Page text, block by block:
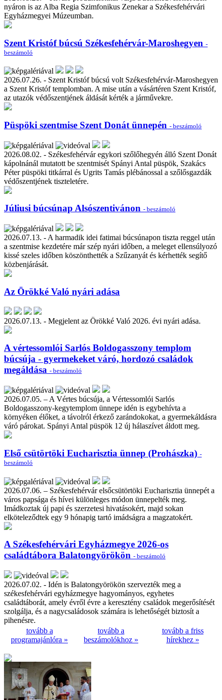
nyáron is az Alba Regia Szimfonikus Zenekar a Székesfehérvári
Egyházmegyei Múzeumban.
Szent Kristóf búcsú Székesfehérvár-Maroshegyen -
beszámoló
2026.07.26. - Szent Kristóf búcsú volt Székesfehérvár-Maroshegyen
a Szent Kristóf templomban. A mise után a vásártéren Szent Kristóf,
az utazók védőszentjének áldását kérték a járművekre.
Püspöki szentmise Szent Donát ünnepén - beszámoló
2026.08.02. - Székesfehérvár egykori szőlőhegyén álló Szent Donát
kápolnánál mutatott be szentmisét Spányi Antal püspök, Szakács
Péter püspöki titkárral és Ugrits Tamás plébánossal a szőlősgazdák
védőszentjének tiszteletére.
Júliusi búcsúnap Alsószentivánon - beszámoló
2026.07.13. - A harmadik idei fatimai búcsúnapon tiszta reggel után
a szentmise kezdetére már szép nyári időben, a meleget ellensúlyozó
kissé szeles időben köszönthették a Szűzanyát és kérhették segítő
közbenjárását.
Az Örökké Való nyári adása
2026.07.13. - Megjelent az Örökké Való 2026. évi nyári adása.
A vértessomlói Sarlós Boldogasszony templom
búcsúja - gyermekeket váró, hordozó családok
megáldása - beszámoló
2026.07.05. – A Vértes búcsúja, a Vértessomlói Sarlós
Boldogasszony-kegytemplom ünnepe idén is egybehívta a
környéken élőket, a távolról érkező zarándokokat, a gyermekáldásra
váró párokat. Spányi Antal püspök 12 új hálaszívet áldott meg.
Első csütörtöki Eucharisztia ünnep (Prohászka) -
beszámoló
2026.07.06. – Székesfehérvár elsőcsütörtöki Eucharisztia ünnepét a
város papsága és hívei különleges módon ünnepelték meg.
Imádkoztak új papi és szerzetesi hivatásokért, majd sokan
elköteleződtek egy 9 hónapig tartó imádságra a magzatokért.
A Székesfehérvári Egyházmegye 2026-os
családtábora Balatongyörökön - beszámoló
2026.07.02. - Idén is Balatongyörökön szervezték meg a
székesfehérvári egyházmegye hagyományos, egyhetes
családtáborát, amely évről évre a keresztény családok megerősítését
szolgálja, és a nagycsaládosok számára is lehetőségét biztosít a
pihenésre.
tovább a
programajánlóra »
tovább a
beszámolókhoz »
tovább a friss
hírekhez »